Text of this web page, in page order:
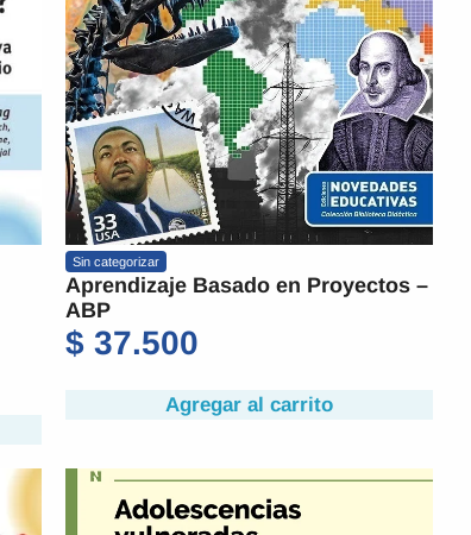
Sin categorizar
Aprendizaje Basado en Proyectos –
ABP
$ 37.500
Agregar al carrito